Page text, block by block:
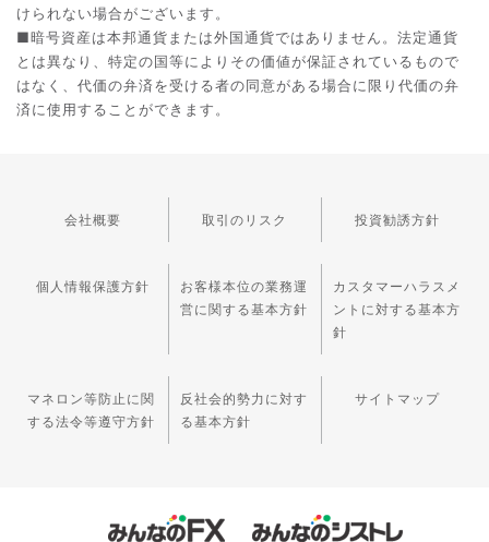
けられない場合がございます。
■暗号資産は本邦通貨または外国通貨ではありません。法定通貨
とは異なり、特定の国等によりその価値が保証されているもので
はなく、代価の弁済を受ける者の同意がある場合に限り代価の弁
済に使用することができます。
会社概要 取引のリスク 投資勧誘方針
個人情報保護方針
お客様本位の業務運
営に関する基本方針
カスタマーハラスメ
ントに対する基本方
針
マネロン等防止に関
する法令等遵守方針
反社会的勢力に対す
る基本方針
サイトマップ